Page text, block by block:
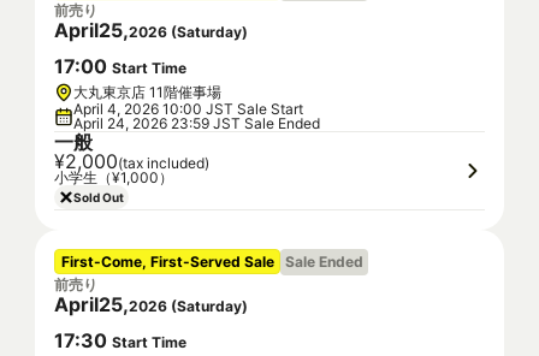
前売り
April25,2026 (Saturday)
17:00 Start Time
大丸東京店 11階催事場
April 4, 2026 10:00 JST Sale Start
April 24, 2026 23:59 JST Sale Ended
一般
¥2,000(tax included)
小学生（¥1,000）
Sold Out
First-Come, First-Served Sale Sale Ended
前売り
April25,2026 (Saturday)
17:30 Start Time